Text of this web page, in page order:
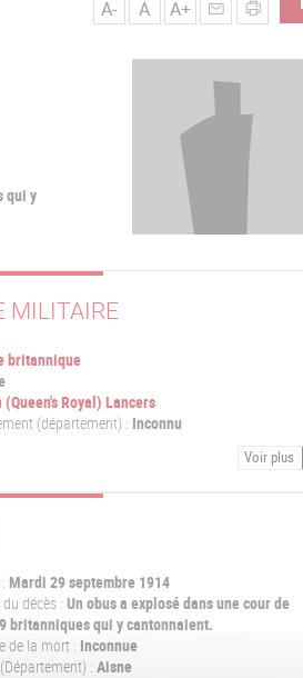
A- A A+
qui y
MILITAIRE
britannique
(Queen's Royal) Lancers
(département) : Inconnu
Voir plus
Mardi 29 septembre 1914
décès : Un obus a explosé dans une cour de
britanniques qui y cantonnaient.
de la mort : Inconnue
: Aisne